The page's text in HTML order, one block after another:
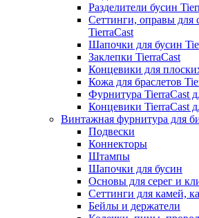
Разделители бусин
Сеттинги, оправы для
TierraCast
Шапочки для бусин
Заклепки TierraCast
Концевики для
Кожа для браслетов
Фурнитура TierraCast
Концевики TierraCast
Винтажная фурнитура для
Подвески
Коннекторы
Штампы
Шапочки для бусин
Основы для серег и
Сеттинги для камей,
Бейлы и держатели